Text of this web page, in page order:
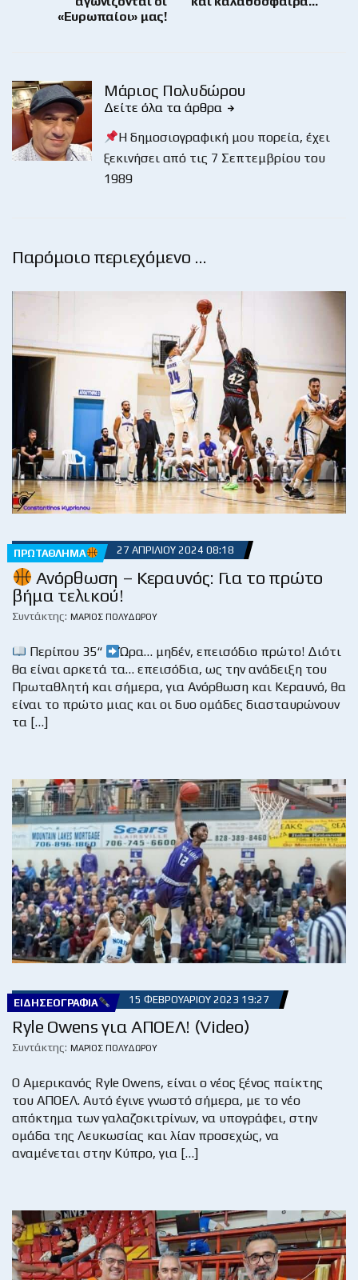
«Ευρωπαίοι» μας!
Μάριος Πολυδώρου
Δείτε όλα τα άρθρα
Η δημοσιογραφική μου πορεία, έχει
ξεκινήσει από τις 7 Σεπτεμβρίου του
1989
Παρόμοιο περιεχόμενο …
ΠΡΩΤΆΘΛΗΜΑ 27 ΑΠΡΙΛΊΟΥ 2024 08:18
Ανόρθωση – Κεραυνός: Για το πρώτο
βήμα τελικού!
Συντάκτης: ΜΆΡΙΟΣ ΠΟΛΥΔΏΡΟΥ
Περίπου 35“
Ώρα… μηδέν, επεισόδιο πρώτο! Διότι
θα είναι αρκετά τα… επεισόδια, ως την ανάδειξη του
Πρωταθλητή και σήμερα, για Ανόρθωση και Κεραυνό, θα
είναι το πρώτο μιας και οι δυο ομάδες διασταυρώνουν
τα […]
ΕΙΔΗΣΕΟΓΡΑΦΊΑ 15 ΦΕΒΡΟΥΑΡΊΟΥ 2023 19:27
Ryle Owens για ΑΠΟΕΛ! (Video)
Συντάκτης: ΜΆΡΙΟΣ ΠΟΛΥΔΏΡΟΥ
Ο Αμερικανός Ryle Owens, είναι ο νέος ξένος παίκτης
του ΑΠΟΕΛ. Αυτό έγινε γνωστό σήμερα, με το νέο
απόκτημα των γαλαζοκιτρίνων, να υπογράφει, στην
ομάδα της Λευκωσίας και λίαν προσεχώς, να
αναμένεται στην Κύπρο, για […]